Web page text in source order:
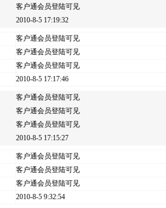
客户通会员登陆可见
2010-8-5 17:19:32
客户通会员登陆可见
客户通会员登陆可见
客户通会员登陆可见
2010-8-5 17:17:46
客户通会员登陆可见
客户通会员登陆可见
客户通会员登陆可见
2010-8-5 17:15:27
客户通会员登陆可见
客户通会员登陆可见
客户通会员登陆可见
2010-8-5 9:32:54